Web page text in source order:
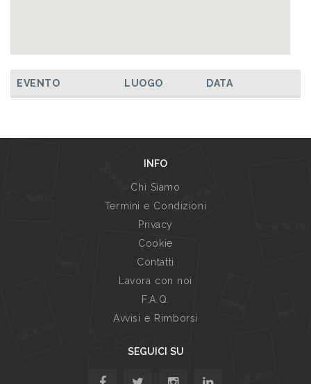
EVENTO LUOGO DATA
INFO
Chi Siamo
Termini e Condizioni
Privacy
Cookie
Contatti
Lavora con noi
F.A.Q.
Avvisi e Rimborsi
SEGUICI SU